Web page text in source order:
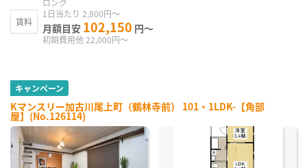
賃料
ロング
1日当たり 2,800円～
月額目安 102,150 円～
初期費用他 22,000円～
キャンペーン
Kマンスリー加古川尾上町（鶴林寺前） 101・1LDK-【角部
屋】(No.126114)